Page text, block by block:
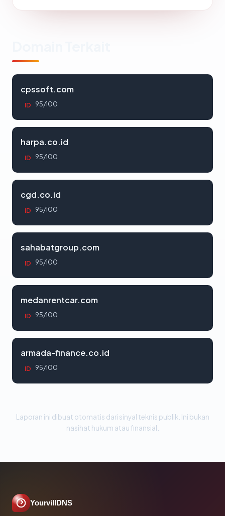
cpssoft.com
ID 95/100
harpa.co.id
ID 95/100
cgd.co.id
ID 95/100
sahabatgroup.com
ID 95/100
medanrentcar.com
ID 95/100
armada-finance.co.id
ID 95/100
Laporan ini dibuat otomatis dari sinyal teknis publik. Ini bukan
nasihat hukum atau finansial.
YourvillDNS